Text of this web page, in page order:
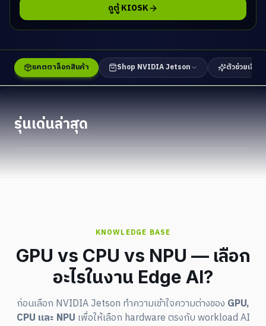
ดูตู้ KIOSK
แคตตาล็อกสินค้า Shop NVIDIA Jetson ตัวช่วยเลือ
รุ่นเด่นล่าสุด
Thor
นยนต์และยานยนต์อัตโนมัติ
KNOWLEDGE BASE
GPU vs CPU vs NPU — เลือก
อะไรในงาน Edge AI?
ก่อนเลือก NVIDIA Jetson ทำความเข้าใจความต่างของ GPU,
CPU และ NPU เพื่อให้เลือก hardware ตรงกับ workload AI